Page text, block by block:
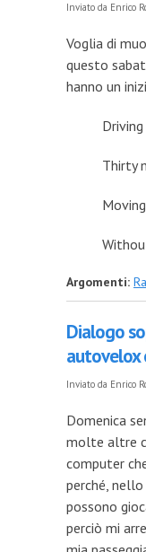
Inviato da Enrico
Voglia di
questo
hanno un
Thirty
Argomenti:
Dialogo
autovelox
Inviato da Enrico
Domenica
molte altre
computer
perché,
possono
perciò mi